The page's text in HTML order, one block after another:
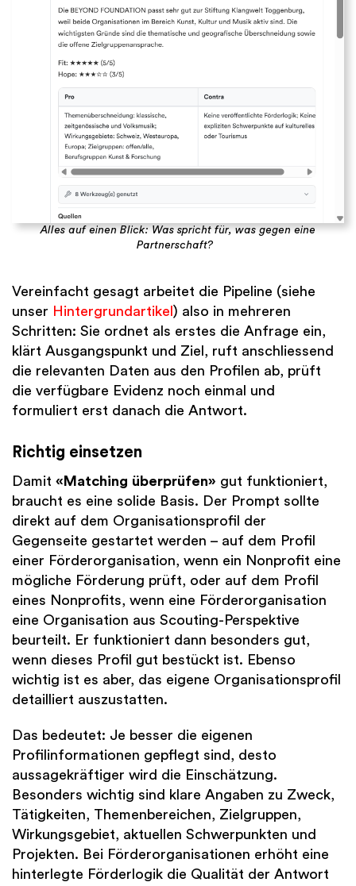
Alles auf einen Blick: Was spricht für, was gegen eine
Partnerschaft?
Vereinfacht gesagt arbeitet die Pipeline (siehe
unser Hintergrundartikel ) also in mehreren
Schritten: Sie ordnet als erstes die Anfrage ein,
klärt Ausgangspunkt und Ziel, ruft anschliessend
die relevanten Daten aus den Profilen ab, prüft
die verfügbare Evidenz noch einmal und
formuliert erst danach die Antwort.
Richtig einsetzen
Damit «Matching überprüfen» gut funktioniert,
braucht es eine solide Basis. Der Prompt sollte
direkt auf dem Organisationsprofil der
Gegenseite gestartet werden – auf dem Profil
einer Förderorganisation, wenn ein Nonprofit eine
mögliche Förderung prüft, oder auf dem Profil
eines Nonprofits, wenn eine Förderorganisation
eine Organisation aus Scouting-Perspektive
beurteilt. Er funktioniert dann besonders gut,
wenn dieses Profil gut bestückt ist. Ebenso
wichtig ist es aber, das eigene Organisationsprofil
detailliert auszustatten.
Das bedeutet: Je besser die eigenen
Profilinformationen gepflegt sind, desto
aussagekräftiger wird die Einschätzung.
Besonders wichtig sind klare Angaben zu Zweck,
Tätigkeiten, Themenbereichen, Zielgruppen,
Wirkungsgebiet, aktuellen Schwerpunkten und
Projekten. Bei Förderorganisationen erhöht eine
hinterlegte Förderlogik die Qualität der Antwort